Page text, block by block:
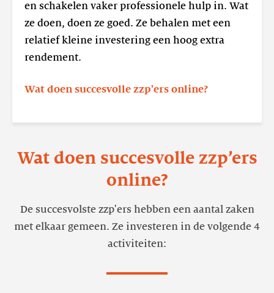
en schakelen vaker professionele hulp in. Wat
ze doen, doen ze goed. Ze behalen met een
relatief kleine investering een hoog extra
rendement.
Wat doen succesvolle zzp'ers online?
Wat doen succesvolle zzp’ers
online?
De succesvolste zzp'ers hebben een aantal zaken
met elkaar gemeen. Ze investeren in de volgende 4
activiteiten: